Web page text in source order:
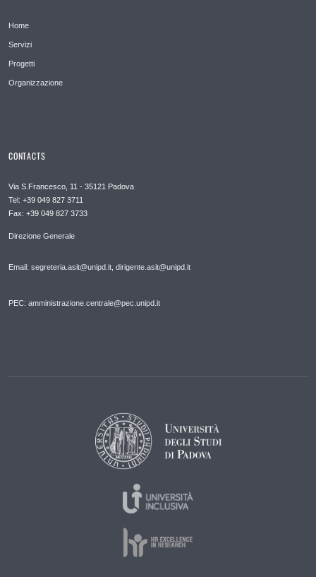
Home
Servizi
Progetti
Organizzazione
CONTACTS
Via S.Francesco, 11 - 35121 Padova
Tel: +39 049 827 3711
Fax: +39 049 827 3733
Direzione Generale
Email: segreteria.asit@unipd.it, dirigente.asit@unipd.it
PEC: amministrazione.centrale@pec.unipd.it